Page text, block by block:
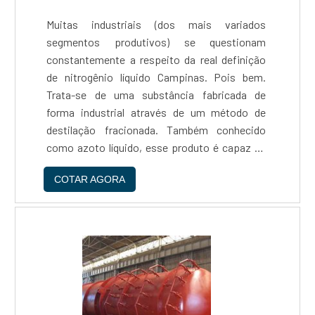
Muitas industriais (dos mais variados
segmentos produtivos) se questionam
constantemente a respeito da real definição
de nitrogênio líquido Campinas. Pois bem.
Trata-se de uma substância fabricada de
forma industrial através de um método de
destilação fracionada. Também conhecido
como azoto líquido, esse produto é capaz de
manter a temperatura abaixo do ponto ideal de
congelamento de substâncias básicas e
diversas – como é o caso da água, repr....
COTAR AGORA